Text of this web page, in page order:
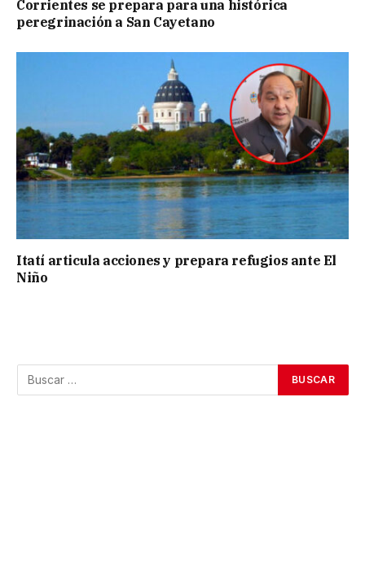
Corrientes se prepara para una histórica
peregrinación a San Cayetano
Itatí articula acciones y prepara refugios ante El
Niño